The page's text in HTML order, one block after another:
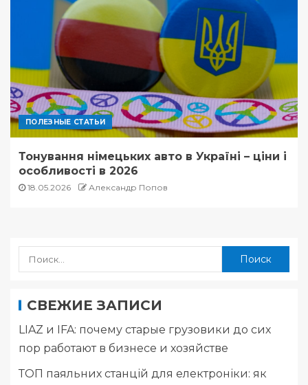
ПОЛЕЗНЫЕ СТАТЬИ
Тонування німецьких авто в Україні – ціни і
особливості в 2026
18.05.2026 Александр Попов
СВЕЖИЕ ЗАПИСИ
LIAZ и IFA: почему старые грузовики до сих
пор работают в бизнесе и хозяйстве
ТОП паяльних станцій для електроніки: як